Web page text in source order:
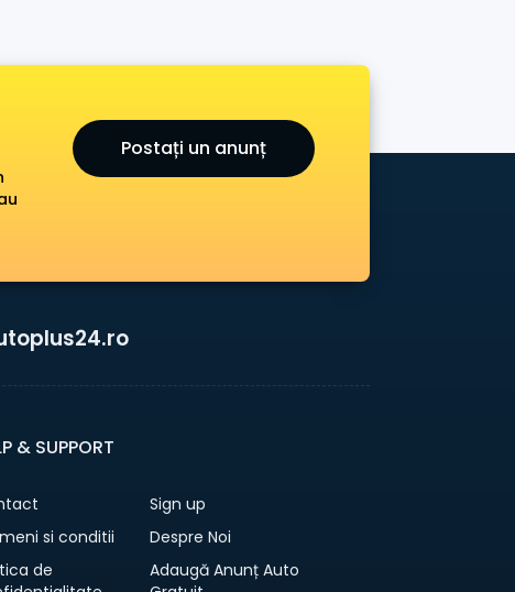
Postați un anunț
& SUPPORT
Sign up
si conditii
Despre Noi
de
Adaugă Anunț Auto